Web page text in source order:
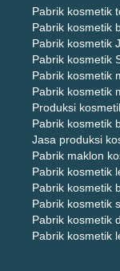
Pabrik kosmetik
Pabrik kosmetik
Pabrik kosmetik
Pabrik kosmetik
Pabrik kosmetik
Pabrik kosmetik
Produksi
Pabrik kosmetik
Jasa produksi
Pabrik maklon
Pabrik kosmetik
Pabrik kosmetik
Pabrik kosmetik
Pabrik kosmetik
Pabrik kosmetik